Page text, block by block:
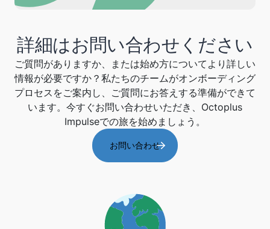
詳細はお問い合わせください
ご質問がありますか、または始め方についてより詳しい
情報が必要ですか？私たちのチームがオンボーディング
プロセスをご案内し、ご質問にお答えする準備ができて
います。今すぐお問い合わせいただき、Octoplus
Impulseでの旅を始めましょう。
お問い合わせ